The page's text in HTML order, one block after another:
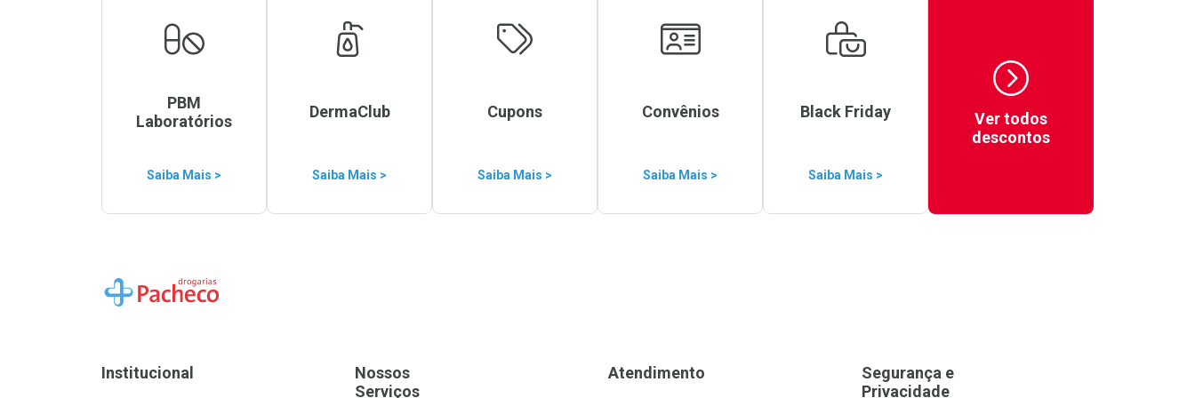
PBM
Laboratórios
Saiba Mais >
DermaClub
Saiba Mais >
Cupons
Saiba Mais >
Convênios
Saiba Mais >
Black Friday
Saiba Mais >
Ver todos
descontos
Ir para a Home
Institucional
Nossos
Serviços
Atendimento
Segurança e
Privacidade